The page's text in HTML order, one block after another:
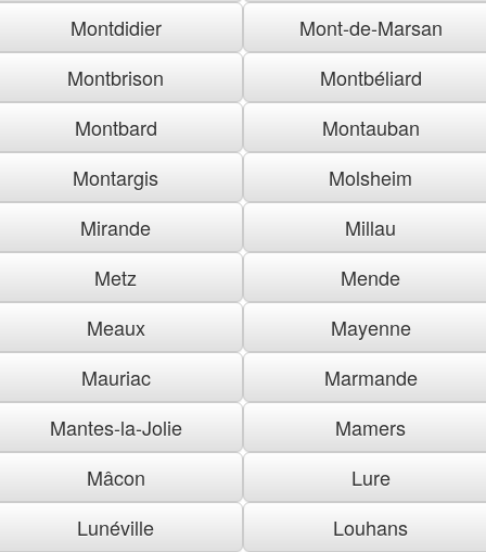
Montdidier
Mont-de-Marsan
Montbrison
Montbéliard
Montbard
Montauban
Montargis
Molsheim
Mirande
Millau
Metz
Mende
Meaux
Mayenne
Mauriac
Marmande
Mantes-la-Jolie
Mamers
Mâcon
Lure
Lunéville
Louhans